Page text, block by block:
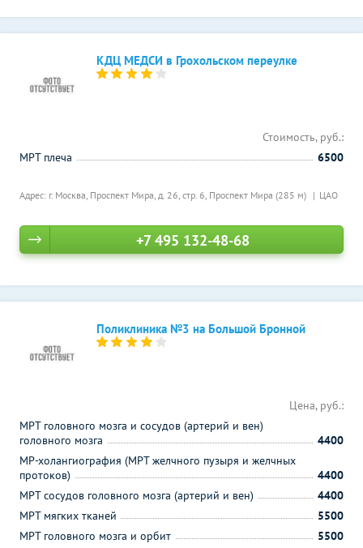
КДЦ МЕДСИ в Грохольском переулке
Адрес: г. Москва, Проспект Мира, д. 26, стр. 6, Проспект Мира (285 м) ЦАО
Стоимость, руб.:
МРТ плеча
6500
+7 495 132-48-68
Поликлиника №3 на Большой Бронной
Цена, руб.:
МРТ головного мозга и сосудов (артерий и вен)
головного мозга
4400
МР-холангиография (МРТ желчного пузыря и желчных
протоков)
4400
МРТ сосудов головного мозга (артерий и вен)
4400
МРТ мягких тканей
5500
МРТ головного мозга и орбит
5500